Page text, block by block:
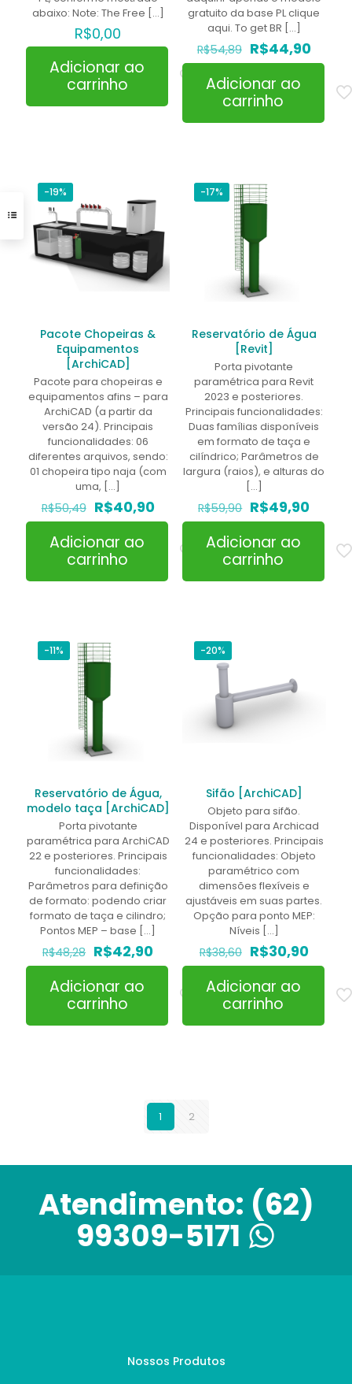
abaixo: Note: The Free […]
R$0,00
Adicionar ao
carrinho
gratuito da base PL clique
aqui. To get BR […]
R$54,89 O
preço
original
era:
R$54,89.
R$44,90O
preço
Adicionar ao
carrinho
-19%
Pacote Chopeiras &
Equipamentos
[ArchiCAD]
Pacote para chopeiras e
equipamentos afins – para
ArchiCAD (a partir da
versão 24). Principais
funcionalidades: 06
diferentes arquivos, sendo:
01 chopeira tipo naja (com
uma, […]
R$50,49 O
preço
original
era:
R$50,49.
R$40,90O
preço
Adicionar ao
carrinho
-17%
Reservatório de Água
[Revit]
Porta pivotante
paramétrica para Revit
2023 e posteriores.
Principais funcionalidades:
Duas famílias disponíveis
em formato de taça e
cilíndrico; Parâmetros de
largura (raios), e alturas do
[…]
R$59,90 O
preço
original
era:
R$59,90.
R$49,90O
preço
Adicionar ao
carrinho
-11%
Reservatório de Água,
modelo taça [ArchiCAD]
Porta pivotante
paramétrica para ArchiCAD
22 e posteriores. Principais
funcionalidades:
Parâmetros para definição
de formato: podendo criar
formato de taça e cilindro;
Pontos MEP – base […]
R$48,28 O
preço
original
era:
R$48,28.
R$42,90O
preço
Adicionar ao
carrinho
-20%
Sifão [ArchiCAD]
Objeto para sifão.
Disponível para Archicad
24 e posteriores. Principais
funcionalidades: Objeto
paramétrico com
dimensões flexíveis e
ajustáveis em suas partes.
Opção para ponto MEP:
Níveis […]
R$38,60 O
preço
original
era:
R$38,60.
R$30,90O
preço
Adicionar ao
carrinho
1 2
Atendimento: (62)
99309-5171
Nossos Produtos